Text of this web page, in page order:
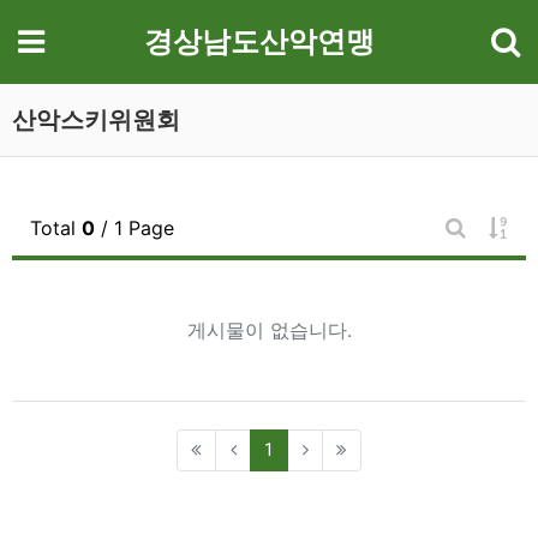
메뉴 경상남도산악연맹
산악스키위원회
Total 0 / 1 Page
게시판 검
게
게시물이 없습니다.
1 (current)